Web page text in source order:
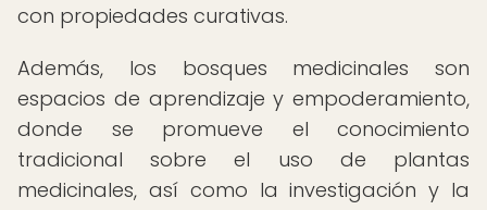
con propiedades curativas.
Además, los bosques medicinales son
espacios de aprendizaje y empoderamiento,
donde se promueve el conocimiento
tradicional sobre el uso de plantas
medicinales, así como la investigación y la